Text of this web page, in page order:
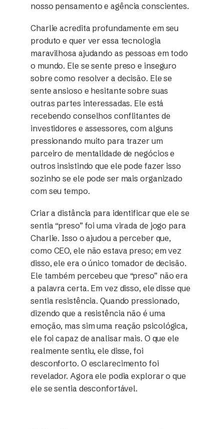
nosso pensamento e agência conscientes.
Charlie acredita profundamente em seu
produto e quer ver essa tecnologia
maravilhosa ajudando as pessoas em todo
o mundo. Ele se sente preso e inseguro
sobre como resolver a decisão. Ele se
sente ansioso e hesitante sobre suas
outras partes interessadas. Ele está
recebendo conselhos conflitantes de
investidores e assessores, com alguns
pressionando muito para trazer um
parceiro de mentalidade de negócios e
outros insistindo que ele pode fazer isso
sozinho se ele pode ser mais organizado
com seu tempo.
Criar a distância para identificar que ele se
sentia “preso” foi uma virada de jogo para
Charlie. Isso o ajudou a perceber que,
como CEO, ele não estava preso; em vez
disso, ele era o único tomador de decisão.
Ele também percebeu que “preso” não era
a palavra certa. Em vez disso, ele disse que
sentia resistência. Quando pressionado,
dizendo que a resistência não é uma
emoção, mas sim uma reação psicológica,
ele foi capaz de analisar mais. O que ele
realmente sentiu, ele disse, foi
desconforto. O esclarecimento foi
revelador. Agora ele podia explorar o que
ele se sentia desconfortável.